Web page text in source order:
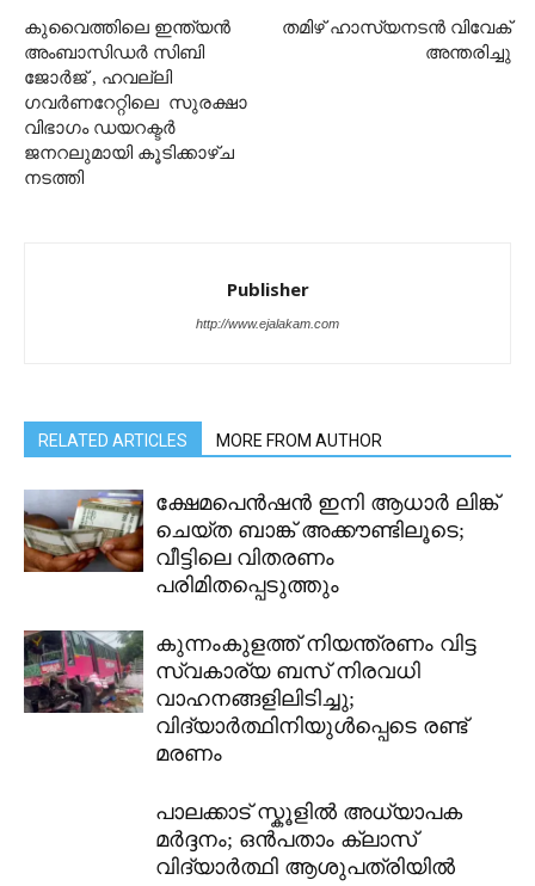
കുവൈത്തിലെ ഇന്ത്യൻ
അംബാസിഡർ സിബി
ജോർജ് , ഹവല്ലി
ഗവർണറേറ്റിലെ സുരക്ഷാ
വിഭാഗം ഡയറക്ടർ
ജനറലുമായി കൂടിക്കാഴ്ച
നടത്തി
തമിഴ് ഹാസ്യനടൻ വിവേക്
അന്തരിച്ചു
Publisher
http://www.ejalakam.com
RELATED ARTICLES MORE FROM AUTHOR
ക്ഷേമപെൻഷൻ ഇനി ആധാർ ലിങ്ക്
ചെയ്ത ബാങ്ക് അക്കൗണ്ടിലൂടെ;
വീട്ടിലെ വിതരണം
പരിമിതപ്പെടുത്തും
കുന്നംകുളത്ത് നിയന്ത്രണം വിട്ട
സ്വകാര്യ ബസ് നിരവധി
വാഹനങ്ങളിലിടിച്ചു;
വിദ്യാർത്ഥിനിയുൾപ്പെടെ രണ്ട്
മരണം
പാലക്കാട് സ്കൂളിൽ അധ്യാപക
മർദ്ദനം; ഒൻപതാം ക്ലാസ്
വിദ്യാർത്ഥി ആശുപത്രിയിൽ